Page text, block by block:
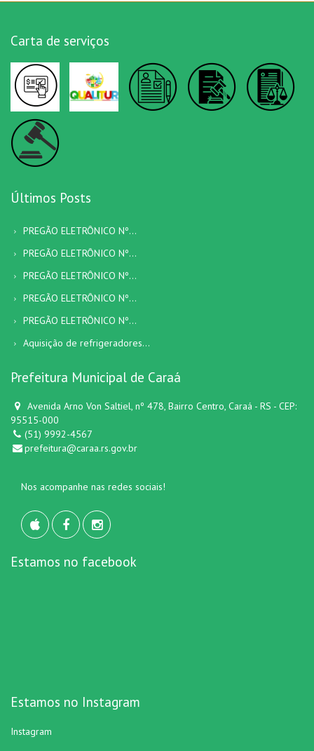
Carta de serviços
Últimos Posts
PREGÃO ELETRÔNICO Nº...
PREGÃO ELETRÔNICO Nº...
PREGÃO ELETRÔNICO Nº...
PREGÃO ELETRÔNICO Nº...
PREGÃO ELETRÔNICO Nº...
Aquisição de refrigeradores...
Prefeitura Municipal de Caraá
Avenida Arno Von Saltiel, nº 478, Bairro Centro, Caraá - RS - CEP:
95515-000
(51) 9992-4567
prefeitura@caraa.rs.gov.br
Nos acompanhe nas redes sociais!
Estamos no facebook
Estamos no Instagram
Instagram